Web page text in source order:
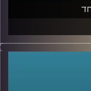
בפנים אתגרים שונים.
באוקראינה. בפרק